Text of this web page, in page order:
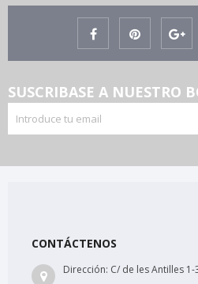
SUSCRIBASE A NUESTRO
CONTÁCTENOS
Dirección: C/ de les Antilles